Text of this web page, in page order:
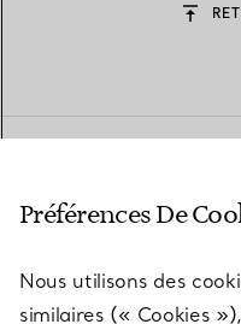
Capturant l’art
convoitée de Bagues en
Préférences De
Nous utilisons des
similaires (« Cookies